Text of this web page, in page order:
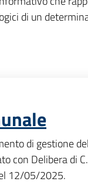
di un
di gestione
con Delibera di
12/05/2025.